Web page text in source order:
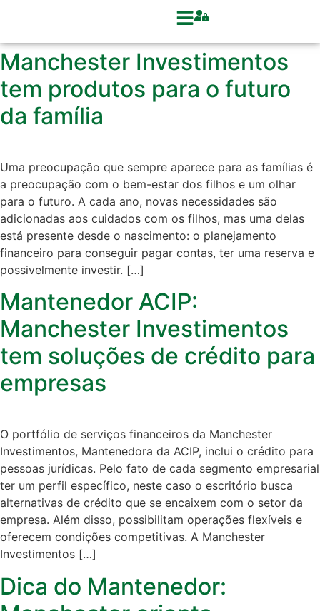
Manchester Investimentos
tem produtos para o futuro
da família
Uma preocupação que sempre aparece para as famílias é
a preocupação com o bem-estar dos filhos e um olhar
para o futuro. A cada ano, novas necessidades são
adicionadas aos cuidados com os filhos, mas uma delas
está presente desde o nascimento: o planejamento
financeiro para conseguir pagar contas, ter uma reserva e
possivelmente investir. […]
Mantenedor ACIP:
Manchester Investimentos
tem soluções de crédito para
empresas
O portfólio de serviços financeiros da Manchester
Investimentos, Mantenedora da ACIP, inclui o crédito para
pessoas jurídicas. Pelo fato de cada segmento empresarial
ter um perfil específico, neste caso o escritório busca
alternativas de crédito que se encaixem com o setor da
empresa. Além disso, possibilitam operações flexíveis e
oferecem condições competitivas. A Manchester
Investimentos […]
Dica do Mantenedor: